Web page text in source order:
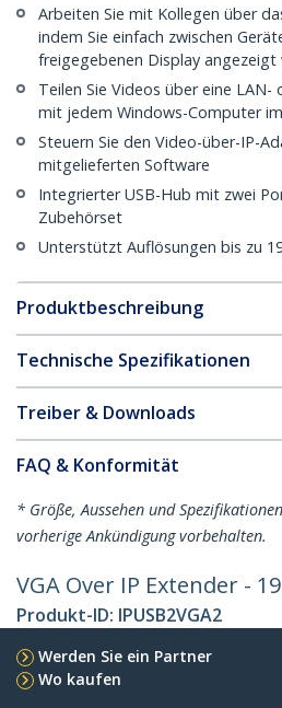
Arbeiten Sie mit Kollegen über
indem Sie einfach zwischen
freigegebenen Display angezeigt
Teilen Sie Videos über eine
mit jedem Windows-Computer
Steuern Sie den Video-über-IP-
mitgelieferten Software
Integrierter USB-Hub mit zwei
Zubehörset
Unterstützt Auflösungen bis zu
Produktbeschreibung
Technische Spezifikationen
Treiber & Downloads
FAQ & Konformität
* Größe, Aussehen und
vorherige Ankündigung vorbehalten.
VGA Over IP Extender -
Produkt-ID: IPUSB2VGA2
Werden Sie ein Partner
Wo kaufen